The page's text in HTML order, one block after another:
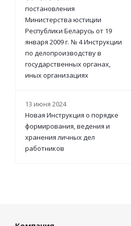
постановления
Министерства юстиции
Республики Беларусь от 19
января 2009 г. № 4 Инструкции
по делопроизводству в
государственных органах,
иных организациях
13 июня 2024
Новая Инструкция о порядке
формирования, ведения и
хранения личных дел
работников